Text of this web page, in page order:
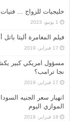
خليجيات للزواج …
1 يونيو، 2023
فيلم المغامرة أليتا‭ ‬باتل أنجيل يتصدر إيرادات السينما الأمريكية هذا الاسبوع
17 فبراير، 2019
مسؤول امريكي كبير
نجا ترامب؟
17 فبراير، 2019
انهيار سعر الجنيه
الموازي اليوم
18 فبراير، 2019